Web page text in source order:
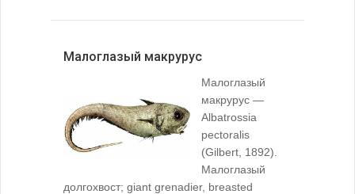
Малоглазый макрурус
Малоглазый
макрурус —
Albatrossia
pectoralis
(Gilbert, 1892).
Малоглазый
долгохвост; giant grenadier, breasted